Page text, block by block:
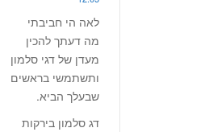
לאה הי חביבתי
מה דעתך להכין
מעדן של דגי סלמון
ותשתמשי בראשים
שבעלך הביא.
דג סלמון בירקות